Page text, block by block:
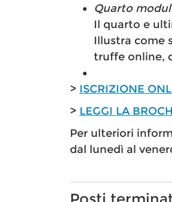
Quarto
Il quarto e
Illustra come
truffe online,
> ISCRIZIONE
> LEGGI LA
Per ulteriori
dal lunedì al